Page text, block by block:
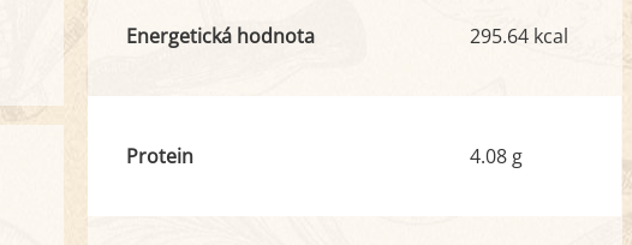
Energetická hodnota 295.64 kcal
Protein 4.08 g